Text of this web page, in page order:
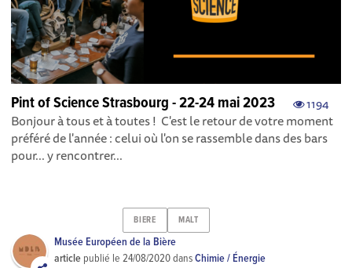
1194
Pint of Science Strasbourg - 22-24 mai 2023
Bonjour à tous et à toutes ! C'est le retour de votre moment
préféré de l'année : celui où l'on se rassemble dans des bars
pour... y rencontrer...
BIERE MALT
Musée Européen de la Bière
article publié le24/08/2020dansChimie / Énergie